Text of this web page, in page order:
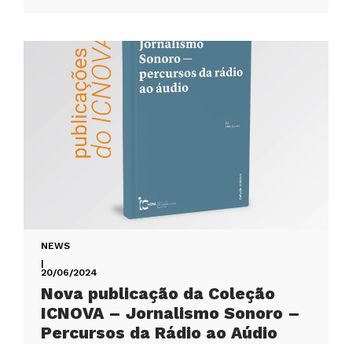
NEWS
|
20/06/2024
Nova publicação da Coleção
ICNOVA – Jornalismo Sonoro –
Percursos da Rádio ao Aúdio